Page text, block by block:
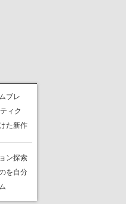
ブレ
ィク
た新作
売へ。
、
にリリ
ン探索
を自分
Steam